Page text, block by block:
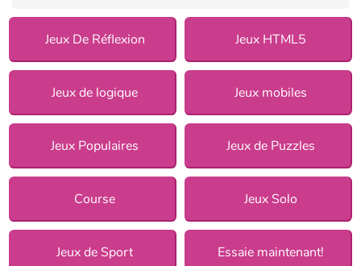
Jeux De Réflexion Jeux HTML5
Jeux de logique Jeux mobiles
Jeux Populaires Jeux de Puzzles
Course Jeux Solo
Jeux de Sport Essaie maintenant!